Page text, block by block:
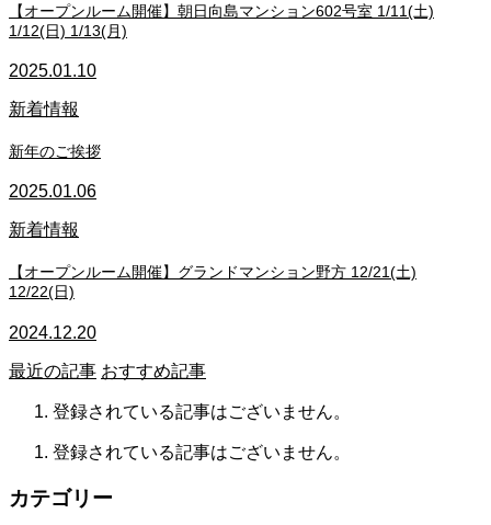
【オープンルーム開催】朝日向島マンション602号室 1/11(土)
1/12(日) 1/13(月)
2025.01.10
新着情報
新年のご挨拶
2025.01.06
新着情報
【オープンルーム開催】グランドマンション野方 12/21(土)
12/22(日)
2024.12.20
最近の記事 おすすめ記事
登録されている記事はございません。
登録されている記事はございません。
カテゴリー